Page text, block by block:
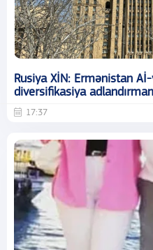
Rusiya XİN: Ermənistan Aİ-
diversifikasiya
17:37